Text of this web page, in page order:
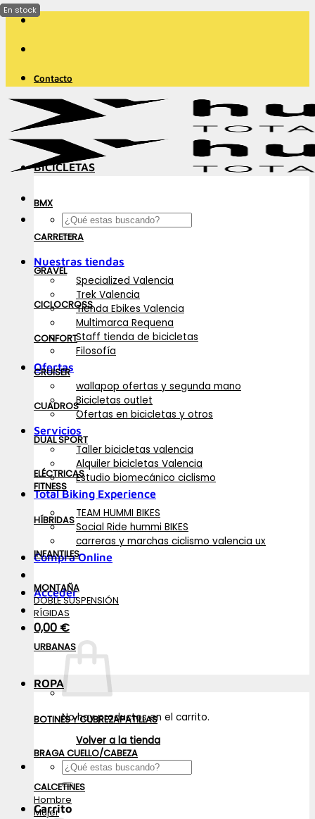
Saltar
contenido
Contacto
Buscar
por:
Nuestras tiendas
Specialized Valencia
Trek Valencia
Tienda Ebikes Valencia
Multimarca Requena
Staff tienda de bicicletas
Filosofía
Ofertas
wallapop ofertas y segunda mano
Bicicletas outlet
Ofertas en bicicletas y otros
Servicios
Taller bicicletas valencia
Alquiler bicicletas Valencia
Estudio biomecánico ciclismo
Total Biking Experience
TEAM HUMMI BIKES
Social Ride hummi BIKES
carreras y marchas ciclismo valencia ux
Compra Online
Acceder
0,00 €
No hay productos en el carrito.
Volver a la tienda
Buscar
por:
Carrito
BICICLETAS
BMX
CARRETERA
GRAVEL
CICLOCROSS
CONFORT
CRUISER
CUADROS
DUAL SPORT
ELÉCTRICAS
FITNESS
HÍBRIDAS
INFANTILES
MONTAÑA
DOBLE SUSPENSIÓN
RÍGIDAS
URBANAS
ROPA
BOTINES Y CUBREZAPATILLAS
BRAGA CUELLO/CABEZA
CALCETINES
Hombre
Mujer